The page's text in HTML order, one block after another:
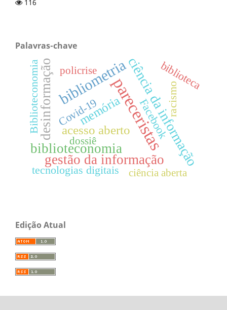
116
Palavras-chave
pareceristas
bibliometriaciência da informação
desinformação
biblioteconomia
gestão da informação
acesso aberto
memória
Biblioteconomia Facebookracismo
biblioteca
tecnologias digitais
Covid-19
dossiê
policrise
ciência aberta
Edição Atual